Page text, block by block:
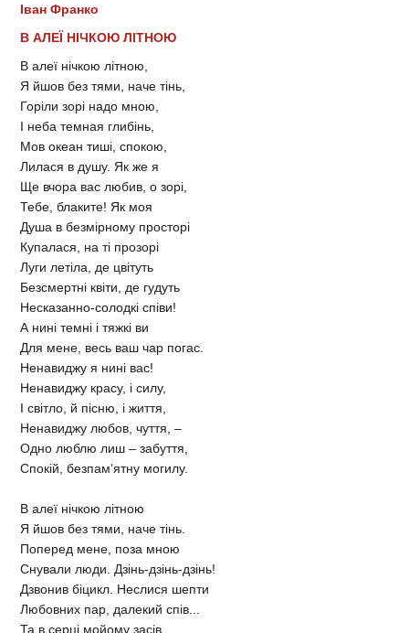
Іван Франко
В АЛЕЇ НІЧКОЮ ЛІТНОЮ
В алеї нічкою літною,
Я йшов без тями, наче тінь,
Горіли зорі надо мною,
І неба темная глибінь,
Мов океан тиші, спокою,
Лилася в душу. Як же я
Ще вчора вас любив, о зорі,
Тебе, блаките! Як моя
Душа в безмірному просторі
Купалася, на ті прозорі
Луги летіла, де цвітуть
Безсмертні квіти, де гудуть
Несказанно-солодкі співи!
А нині темні і тяжкі ви
Для мене, весь ваш чар погас.
Ненавиджу я нині вас!
Ненавиджу красу, і силу,
І світло, й пісню, і життя,
Ненавиджу любов, чуття, –
Одно люблю лиш – забуття,
Спокій, безпам’ятну могилу.
В алеї нічкою літною
Я йшов без тями, наче тінь.
Поперед мене, поза мною
Снували люди. Дзінь-дзінь-дзінь!
Дзвонив біцикл. Неслися шепти
Любовних пар, далекий спів...
Та в серці мойому засів